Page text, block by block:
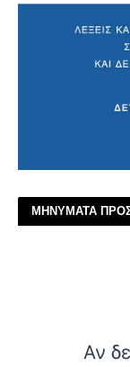
ΜΗΝΥΜΑΤΑ
Αν